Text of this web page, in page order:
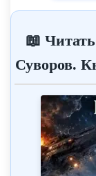
📖
Суворов.